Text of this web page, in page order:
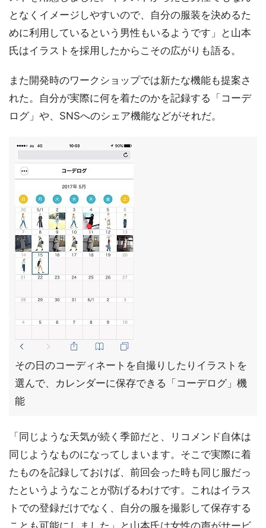
となくイメージしやすいので、自分の服装を決めるた
めに利用しているという男性もいるようです」と山本
氏はイラストを採用したからこその広がりも語る。
また開発時のワークショップでは新たな機能も提案さ
れた。自分が実際に何を着たのかを記録する「コーデ
ログ」や、SNSへのシェア機能などがそれだ。
その日のコーディネートを自撮りしたりイラストを
選んで、カレンダーに保存できる「コーデログ」機
能
「同じような天気が続く季節だと、リコメンド自体は
同じようなものになってしまいます。そこで実際に着
たものを記録しておけば、前回会った時も同じ服だっ
たというようなことが防げるわけです。これはイラス
トでの登録だけでなく、自分の服を撮影して保存する
ことも可能にしました」と山本氏は女性の声がサービ